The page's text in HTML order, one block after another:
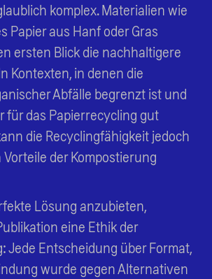
komplex. Materialien wie
Papier aus Hanf oder Gras
ersten Blick die nachhaltigere
Kontexten, in denen die
Abfälle begrenzt ist und
für das Papierrecycling gut
die Recyclingfähigkeit jedoch
der Kompostierung
Lösung anzubieten,
eine Ethik der
Jede Entscheidung über Format,
wurde gegen Alternativen